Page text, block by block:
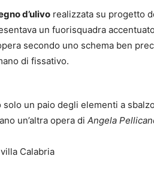
d’ulivo realizzata su progetto
un fuorisquadra
secondo uno schema ben
di fissativo.
un paio degli elementi a
un’altra opera di Angela